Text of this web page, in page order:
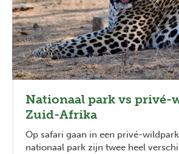
Nationaal park vs privé-
Zuid-Afrika
Op safari gaan in een privé-
nationaal park zijn twee heel